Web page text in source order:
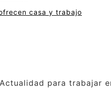
casa y trabajo
para trabajar